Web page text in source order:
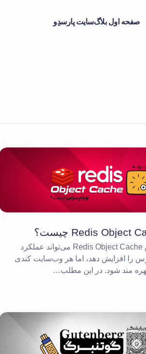
صفحه اول بلاگسایت پارسدِو
افزونه وردپرس Redis Object Cache می‌تواند عملکرد
را افزایش دهد، اما هر وب‌سایت کندی
بهره مند شود. در این مطلب…